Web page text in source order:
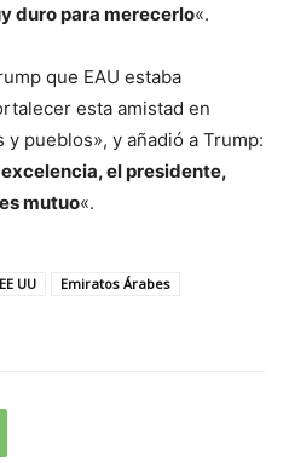
duro para merecerlo«.
que EAU estaba
esta amistad en
pueblos», y añadió a Trump:
el presidente,
mutuo«.
EE UU
Emiratos Árabes